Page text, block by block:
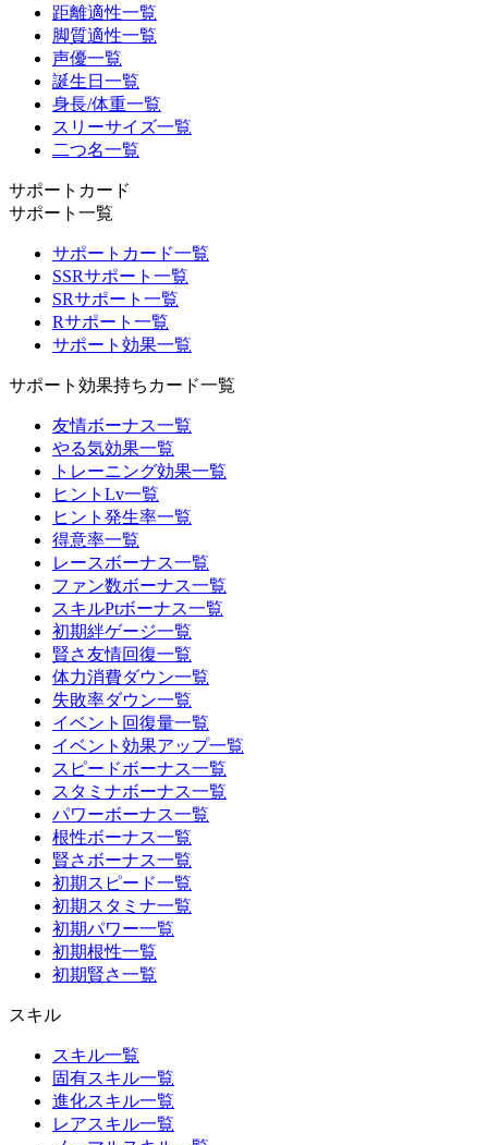
距離適性一覧
脚質適性一覧
声優一覧
誕生日一覧
身長/体重一覧
スリーサイズ一覧
二つ名一覧
サポートカード
サポート一覧
サポートカード一覧
SSRサポート一覧
SRサポート一覧
Rサポート一覧
サポート効果一覧
サポート効果持ちカード一覧
友情ボーナス一覧
やる気効果一覧
トレーニング効果一覧
ヒントLv一覧
ヒント発生率一覧
得意率一覧
レースボーナス一覧
ファン数ボーナス一覧
スキルPtボーナス一覧
初期絆ゲージ一覧
賢さ友情回復一覧
体力消費ダウン一覧
失敗率ダウン一覧
イベント回復量一覧
イベント効果アップ一覧
スピードボーナス一覧
スタミナボーナス一覧
パワーボーナス一覧
根性ボーナス一覧
賢さボーナス一覧
初期スピード一覧
初期スタミナ一覧
初期パワー一覧
初期根性一覧
初期賢さ一覧
スキル
スキル一覧
固有スキル一覧
進化スキル一覧
レアスキル一覧